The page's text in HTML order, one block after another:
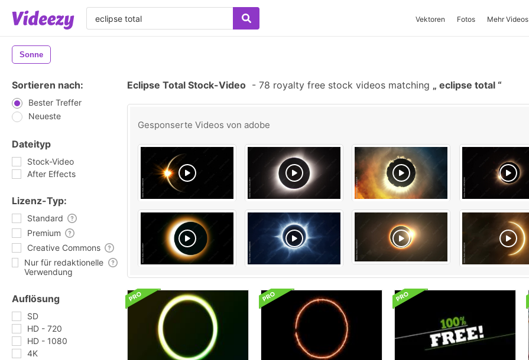
Vektoren Fotos Mehr Videos
Sonne
Sortieren nach:
Bester Treffer
Neueste
Dateityp
Stock-Video
After Effects
Lizenz-Typ:
Standard
Premium
Creative Commons
Nur für redaktionelle
Verwendung
Auflösung
SD
HD - 720
HD - 1080
4K
Eclipse Total Stock-Video - 78 royalty free stock videos matching eclipse total
Gesponserte Videos von adobe